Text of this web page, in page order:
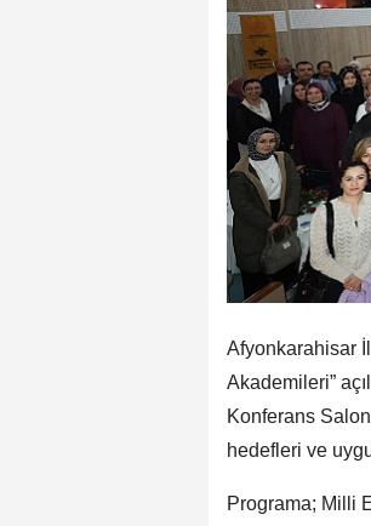
Afyonkarahisar
Akademileri”
Konferans
hedefleri ve
Programa; Milli